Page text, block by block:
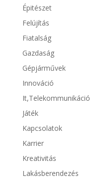
Épitészet
Felújítás
Fiatalság
Gazdaság
Gépjárművek
Innováció
It,Telekommunikáció
Játék
Kapcsolatok
Karrier
Kreativitás
Lakásberendezés